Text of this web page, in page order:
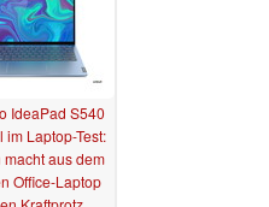
IdeaPad S540
im Laptop-Test:
macht aus dem
Office-Laptop